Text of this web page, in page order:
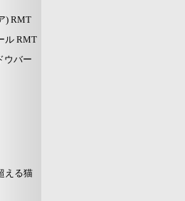
) RMT
ル RMT
ウバー
える猫